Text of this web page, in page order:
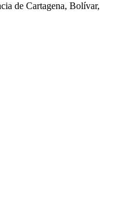
de Cartagena, Bolívar,